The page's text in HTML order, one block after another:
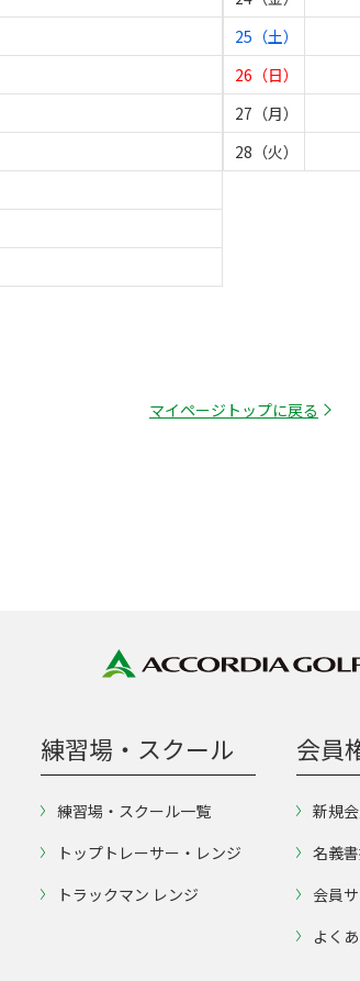
25（土）
26（日）
27（月）
28（火）
マイページトップに戻る
練習場・スクール
練習場・スクール一覧
トップトレーサー・レンジ
トラックマン レンジ
会員
新規
名義
会員
よく